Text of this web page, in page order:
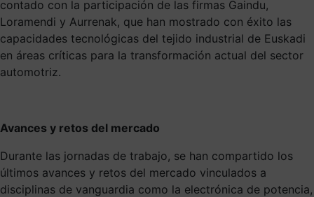
contado con la participación de las firmas Gaindu,
Loramendi y Aurrenak, que han mostrado con éxito las
capacidades tecnológicas del tejido industrial de Euskadi
en áreas críticas para la transformación actual del sector
automotriz.
Avances y retos del mercado
Durante las jornadas de trabajo, se han compartido los
últimos avances y retos del mercado vinculados a
disciplinas de vanguardia como la electrónica de potencia,